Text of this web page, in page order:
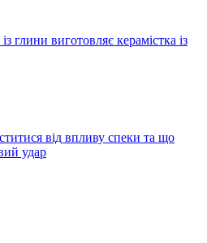
глини виготовляє керамістка із
від впливу спеки та що
удар